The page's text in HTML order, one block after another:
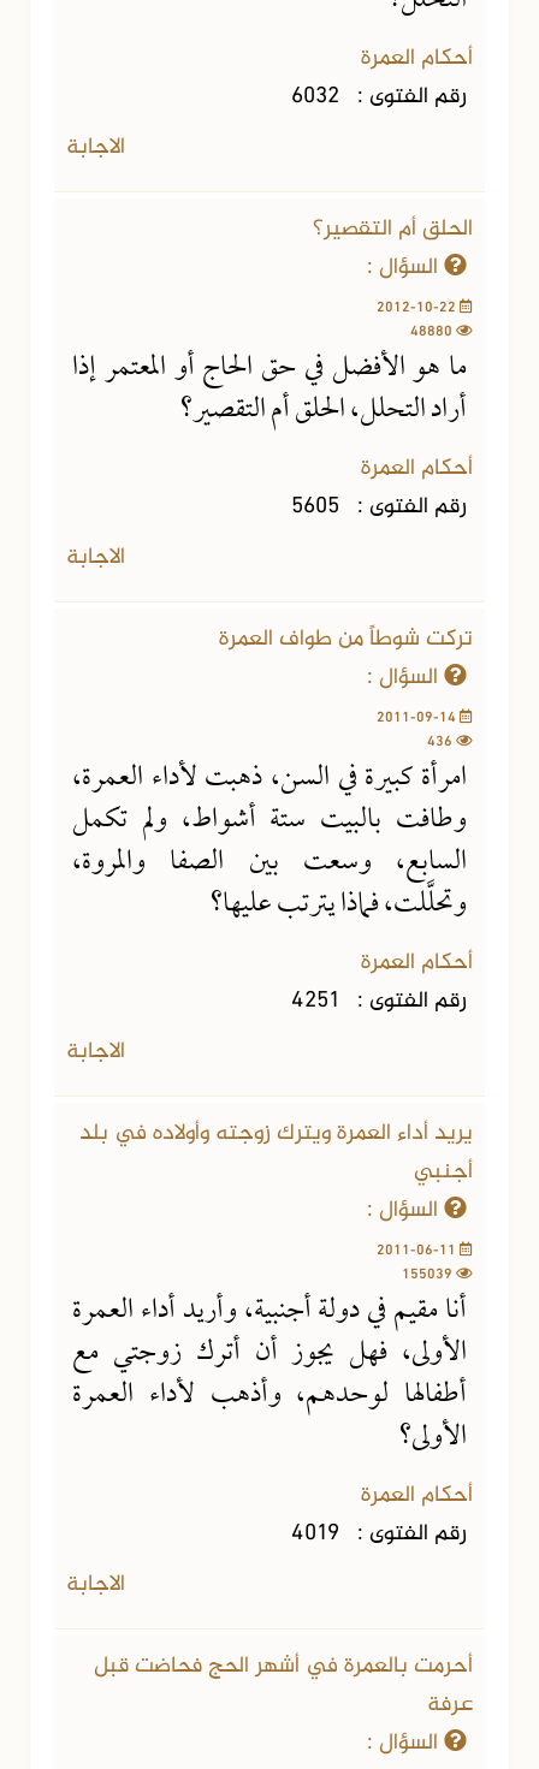
أحكام العمرة
رقم الفتوى : 6032
الاجابة
الحلق أم التقصير؟
السؤال :
ما هو الأفضل في حق الحاج أو المعتمر إذا
أراد التحلل، الحلق أم التقصير؟
أحكام العمرة
رقم الفتوى : 5605
الاجابة
تركت شوطاً من طواف العمرة
السؤال :
امرأة كبيرة في السن، ذهبت لأداء العمرة،
وطافت بالبيت ستة أشواط، ولم تكمل
السابع، وسعت بين الصفا والمروة،
وتحلَّلت، فماذا يترتب عليها؟
أحكام العمرة
رقم الفتوى : 4251
الاجابة
يريد أداء العمرة ويترك زوجته وأولاده في بلد
أجنبي
السؤال :
أنا مقيم في دولة أجنبية، وأريد أداء العمرة
الأولى، فهل يجوز أن أترك زوجتي مع
أطفالها لوحدهم، وأذهب لأداء العمرة
الأولى؟
أحكام العمرة
رقم الفتوى : 4019
الاجابة
أحرمت بالعمرة في أشهر الحج فحاضت قبل
عرفة
السؤال :